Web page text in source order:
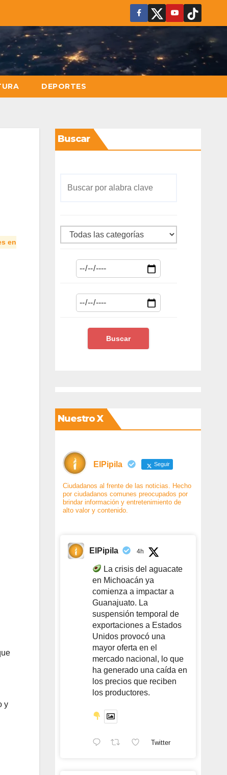
DEPORTES
en
y
Buscar
Nuestro X
ElPipila Seguir
Ciudadanos al frente de las noticias. Hecho
por ciudadanos comunes preocupados por
brindar información y entretenimiento de
alto valor y contenido.
ElPipila 4h
La crisis del aguacate
en Michoacán ya
comienza a impactar a
Guanajuato. La
suspensión temporal de
exportaciones a Estados
Unidos provocó una
mayor oferta en el
mercado nacional, lo que
ha generado una caída en
los precios que reciben
los productores.
Twitter